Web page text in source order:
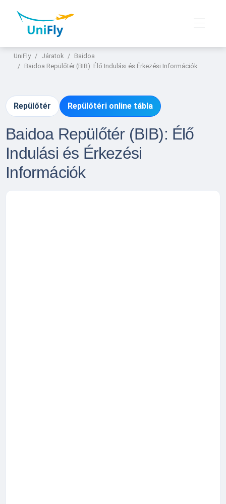
UniFly Járatok
Baidoa
Baidoa Repülőtér (BIB): Élő Indulási és Érkezési Információk
Repülőtér Repülőtéri online tábla
Baidoa Repülőtér (BIB): Élő
Indulási és Érkezési
Információk